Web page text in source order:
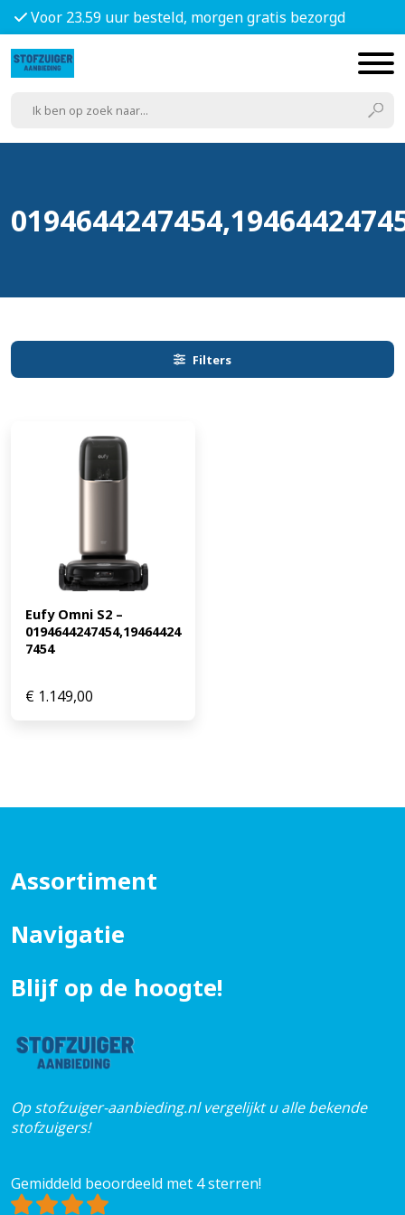
Voor 23.59 uur besteld, morgen gratis bezorgd
Filters
Eufy Omni S2 –
0194644247454,19464424
7454
€ 1.149,00
Assortiment
Navigatie
Blijf op de hoogte!
Op stofzuiger-aanbieding.nl vergelijkt u alle bekende
stofzuigers!
Gemiddeld beoordeeld met 4 sterren!